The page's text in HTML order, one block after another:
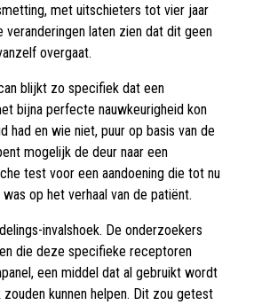
met uitschieters tot vier jaar
veranderingen laten zien dat dit geen
overgaat.
blijkt zo specifiek dat een
bijna perfecte nauwkeurigheid kon
had en wie niet, puur op basis van de
mogelijk de deur naar een
test voor een aandoening die tot nu
op het verhaal van de patiënt.
invalshoek. De onderzoekers
die deze specifieke receptoren
een middel dat al gebruikt wordt
kunnen helpen. Dit zou getest